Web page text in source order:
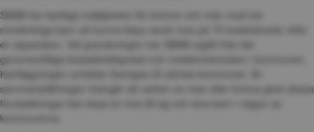
SBAB har kartlagt möjligheten för kvinnor och män med två
minderåriga barn att kunna köpa varsin trea på 75 kvadratmeter efter
en separation. Vid granskningen har SBAB utgått från det
genomsnittliga bostadsrättspriset och medianinkomsten i kommunen.
Kartläggningen omfattar Sveriges 25 största kommuner. Av
sammanställningen framgår att varken en man eller kvinna givet dessa
förutsättningar kan köpa en trea till sig och sina barn i någon av
kommunerna.